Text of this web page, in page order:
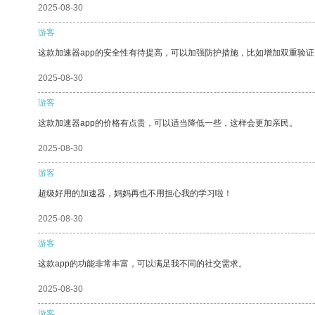
2025-08-30
游客
这款加速器app的安全性有待提高，可以加强防护措施，比如增加双重验
2025-08-30
游客
这款加速器app的价格有点贵，可以适当降低一些，这样会更加亲民。
2025-08-30
游客
超级好用的加速器，妈妈再也不用担心我的学习啦！
2025-08-30
游客
这款app的功能非常丰富，可以满足我不同的社交需求。
2025-08-30